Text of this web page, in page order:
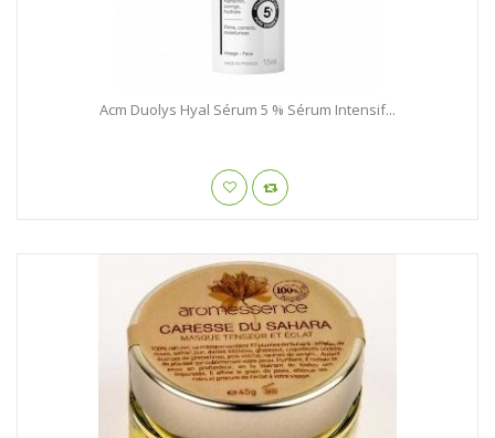
Acm Duolys Hyal Sérum 5 % Sérum Intensif...